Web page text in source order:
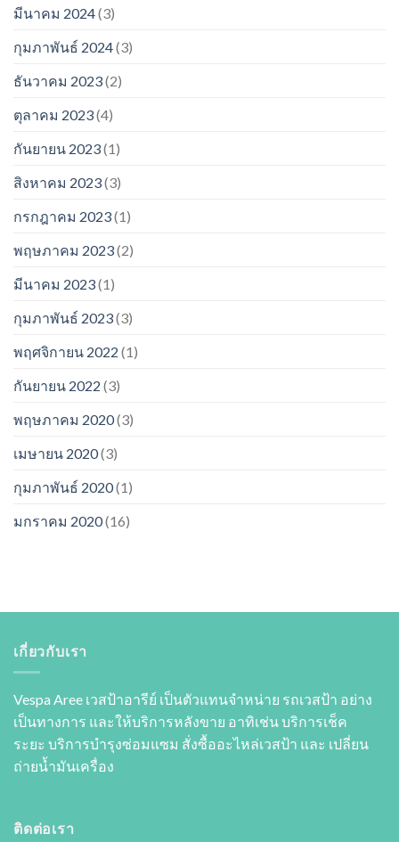
มีนาคม 2024(3)
กุมภาพันธ์ 2024(3)
ธันวาคม 2023(2)
ตุลาคม 2023(4)
กันยายน 2023(1)
สิงหาคม 2023(3)
กรกฎาคม 2023(1)
พฤษภาคม 2023(2)
มีนาคม 2023(1)
กุมภาพันธ์ 2023(3)
พฤศจิกายน 2022 (1)
กันยายน 2022 (3)
พฤษภาคม 2020(3)
เมษายน 2020(3)
กุมภาพันธ์ 2020(1)
มกราคม 2020(16)
เกี่ยวกับเรา
Vespa Aree เวสป้าอารีย์ เป็นตัวแทนจำหน่าย รถเวสป้า อย่าง
เป็นทางการ และให้บริการหลังขาย อาทิเช่น บริการเช็ค
ระยะ บริการบำรุงซ่อมแซม สั่งซื้ออะไหล่เวสป้า และ เปลี่ยน
ถ่ายนํ้ามันเครื่อง
ติดต่อเรา